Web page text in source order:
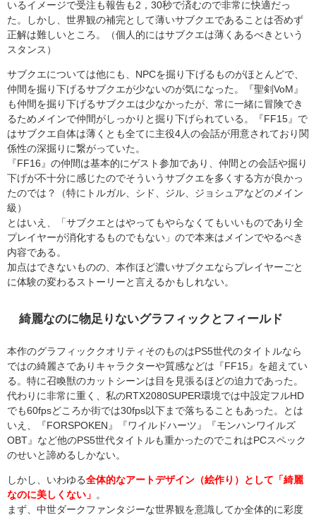
いるイメージで受注も報告も2，30秒で済むので非常に快適だっ
た。しかし、世界観の補完として薄いサブクエであることは否めず
正解は難しいところ。（個人的にはサブクエは薄くあるべきという
スタンス）
サブクエについては他にも、NPCを掘り下げるものがほとんどで、
仲間を掘り下げるサブクエが少ないのが気になった。『聖剣VoM』
も仲間を掘り下げるサブクエは少なかったが、常に一緒に冒険でき
るためメインで仲間がしっかりと掘り下げられている。『FF15』で
はサブクエ自体は薄くとも全てに主役4人の会話が用意されており関
係性の深掘りに繋がっていた。
『FF16』の仲間は基本的にゲスト参加であり、仲間との会話や掘り
下げが不十分に感じたのでそういうサブクエを多くする方が良かっ
たのでは？（特にトルガル、シド、ジル、ジョシュアなどのメイン
級）
とはいえ、「サブクエとはやってもやらなくてもいいものであり全
プレイヤーが消化するものでもない」ので本来はメインでやるべき
内容である。
加点はできないものの、本作ほど濃いサブクエならプレイヤーごと
に体験の変わるストーリーと言えるかもしれない。
綺麗なのに物足りないグラフィックとフィールド
本作のグラフィッククオリティそのものはPS5世代のタイトルなら
ではの綺麗さでありキャラクターや質感などは『FF15』を超えてい
る。特に召喚獣のカットシーンは目を見張るほどの迫力であった。
代わりに非常に重く、私のRTX2080SUPER環境では中設定フルHD
でも60fpsどころか街では30fps以下まで落ちることもあった。とは
いえ、『FORSPOKEN』『ワイルドハーツ』『モンハンワイルズ
OBT』など他のPS5世代タイトルも重かったのでこれはPCスペック
のせいと諦めるしかない。
しかし、いわゆる全体的なアートデザイン（絵作り）として「綺麗
なのに美しくない」
まず、中世ダークファンタジーな世界観を意識してか全体的に彩度